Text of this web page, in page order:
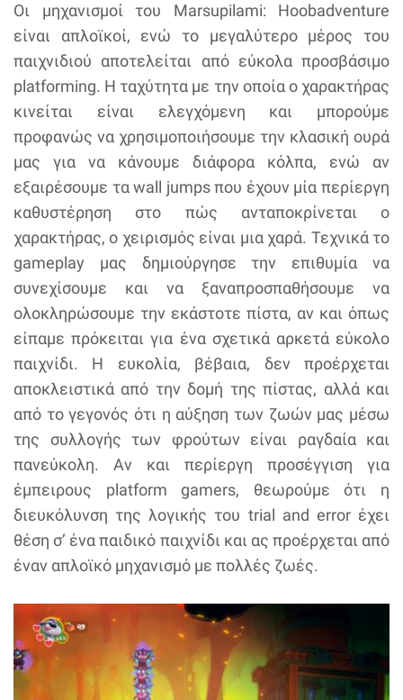
Οι μηχανισμοί του Marsupilami: Hoobadventure
είναι απλοϊκοί, ενώ το μεγαλύτερο μέρος του
παιχνιδιού αποτελείται από εύκολα προσβάσιμο
platforming. Η ταχύτητα με την οποία ο χαρακτήρας
κινείται είναι ελεγχόμενη και μπορούμε
προφανώς να χρησιμοποιήσουμε την κλασική ουρά
μας για να κάνουμε διάφορα κόλπα, ενώ αν
εξαιρέσουμε τα wall jumps που έχουν μία περίεργη
καθυστέρηση στο πώς ανταποκρίνεται ο
χαρακτήρας, ο χειρισμός είναι μια χαρά. Τεχνικά το
gameplay μας δημιούργησε την επιθυμία να
συνεχίσουμε και να ξαναπροσπαθήσουμε να
ολοκληρώσουμε την εκάστοτε πίστα, αν και όπως
είπαμε πρόκειται για ένα σχετικά αρκετά εύκολο
παιχνίδι. Η ευκολία, βέβαια, δεν προέρχεται
αποκλειστικά από την δομή της πίστας, αλλά και
από το γεγονός ότι η αύξηση των ζωών μας μέσω
της συλλογής των φρούτων είναι ραγδαία και
πανεύκολη. Αν και περίεργη προσέγγιση για
έμπειρους platform gamers, θεωρούμε ότι η
διευκόλυνση της λογικής του trial and error έχει
θέση σ’ ένα παιδικό παιχνίδι και ας προέρχεται από
έναν απλοϊκό μηχανισμό με πολλές ζωές.